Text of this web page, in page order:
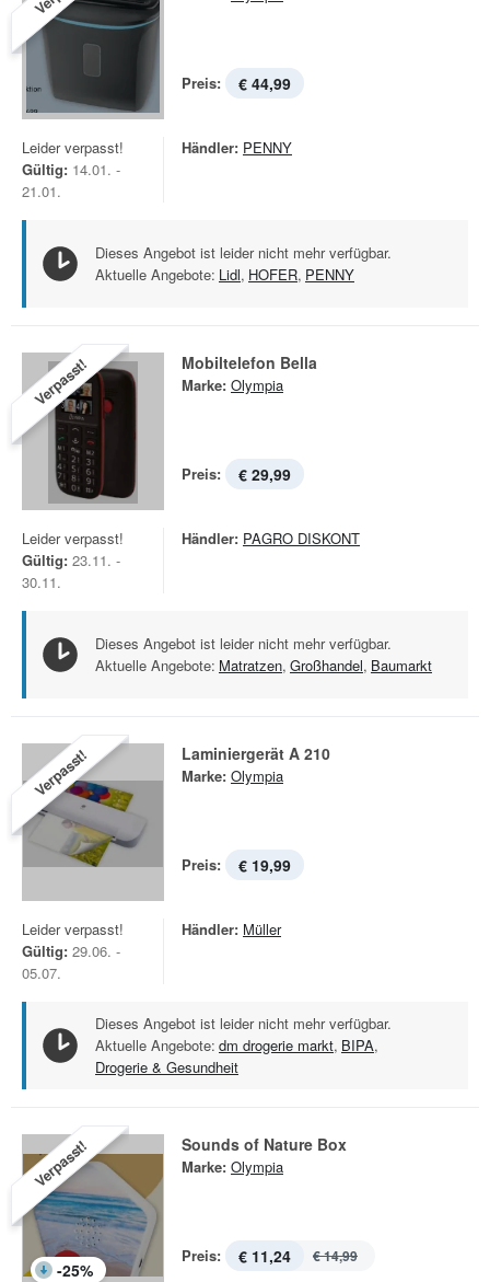
Preis: € 44,99
Leider verpasst!
Gültig: 14.01. -
21.01.
Händler: PENNY
Dieses Angebot ist leider nicht mehr verfügbar.
Aktuelle Angebote: Lidl, HOFER, PENNY
Verpasst! Mobiltelefon Bella
Marke: Olympia
Preis: € 29,99
Leider verpasst!
Gültig: 23.11. -
30.11.
Händler: PAGRO DISKONT
Dieses Angebot ist leider nicht mehr verfügbar.
Aktuelle Angebote: Matratzen, Großhandel, Baumarkt
Verpasst! Laminiergerät A 210
Marke: Olympia
Preis: € 19,99
Leider verpasst!
Gültig: 29.06. -
05.07.
Händler: Müller
Dieses Angebot ist leider nicht mehr verfügbar.
Aktuelle Angebote: dm drogerie markt, BIPA,
Drogerie & Gesundheit
Verpasst!
-25%
Sounds of Nature Box
Marke: Olympia
Preis: € 11,24 € 14,99